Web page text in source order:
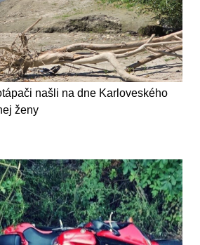
našli na dne Karloveského
ženy